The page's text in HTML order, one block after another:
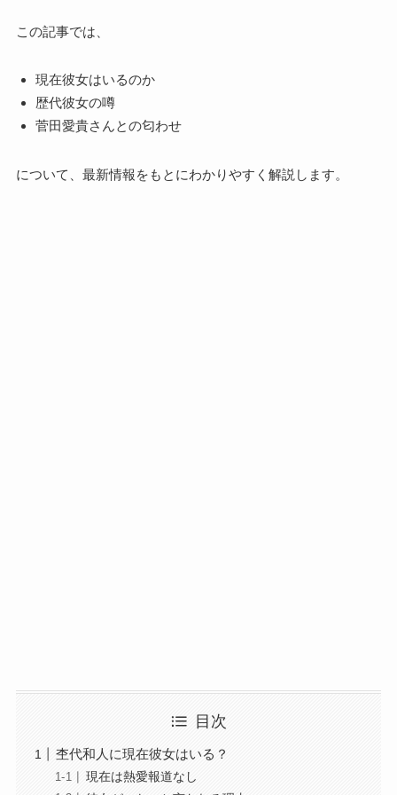
この記事では、
現在彼女はいるのか
歴代彼女の噂
菅田愛貴さんとの匂わせ
について、最新情報をもとにわかりやすく解説します。
目次
杢代和人に現在彼女はいる？
現在は熱愛報道なし